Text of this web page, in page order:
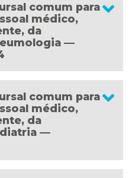
comum para
médico,
da
—
comum para
médico,
da
—